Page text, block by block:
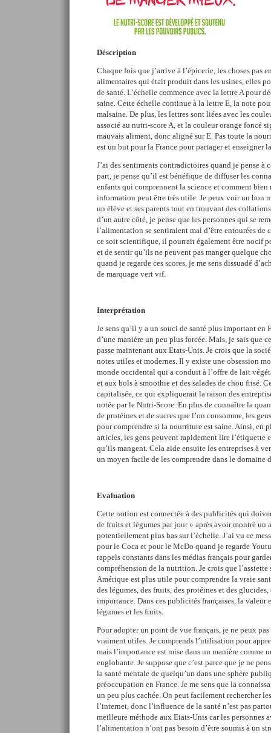
Déscription
Chaque fois que j’arrive à l’épicerie, les choses pas
alimentaires qui était produit dans les usines, elles
de santé. L’échelle commence avec la lettre A pour
saine. Cette échelle continue à la lettre E, la note
malsaine. De plus, les lettres sont liées avec les
associé au nutri-score A, et la couleur orange foncé
mauvais aliment, donc aligné sur E. Pas toute la
est un but pour la France pour partager et enseigner
J’ai des sentiments contradictoires quand je pense à
part, je pense qu’il est bénéfique de diffuser les
enfants qui comprennent la science et comment
information peut être très utile. Je peux voir un bon
un élève et ses parents tout en trouvant des
d’un autre côté, je pense que les personnes qui se
l’alimentation se sentiraient mal d’être entourées de
ce soit scientifique, il pourrait également être nocif
et de sentir qu’ils ne peuvent pas manger quelque
quand je regarde ces scores, je me sens dissuadé
de marquage vert vif.
Interprétation
Je sens qu’il y a un souci de santé plus important en
d’une manière un peu plus forcée. Mais, je sais que
passe maintenant aux Etats-Unis. Je crois que la
notes utiles et modernes. Il y existe une obsession
monde occidental qui a conduit à l’offre de lait
et aux bols à smoothie et des salades de chou frisé.
capitalisée, ce qui expliquerait la raison des
notée par le Nutri-Score. En plus de connaître la
de protéines et de sucres que l’on consomme, les
pour comprendre si la nourriture est saine. Ainsi, en
articles, les gens peuvent rapidement lire l’étiquette
qu’ils mangent. Cela aide ensuite les entreprises à
un moyen facile de les comprendre dans le domaine
Evaluation
Cette notion est connectée à des publicités qui
de fruits et légumes par jour » après avoir montré un
potentiellement plus bas sur l’échelle. J’ai vu ce
pour le Coca et pour le McDo quand je regarde
rappels constants dans les médias français pour
compréhension de la nutrition. Je crois que l’assiette
Amérique est plus utile pour comprendre la vraie
des légumes, des fruits, des protéines et des
importance. Dans ces publicités françaises, la valeur
légumes et les fruits.
Pour adopter un point de vue français, je ne peux
vraiment utiles. Je comprends l’utilisation pour
mais l’importance est mise dans un manière comme
englobante. Je suppose que c’est parce que je ne
la santé mentale de quelqu’un dans une sphère
préoccupation en France. Je me sens que la
un peu plus cachée. On peut facilement rechercher
l’internet, donc l’influence de la santé n’est pas
meilleure méthode aux Etats-Unis car les personnes
l’alimentation n’ont pas besoin d’être soumis à un